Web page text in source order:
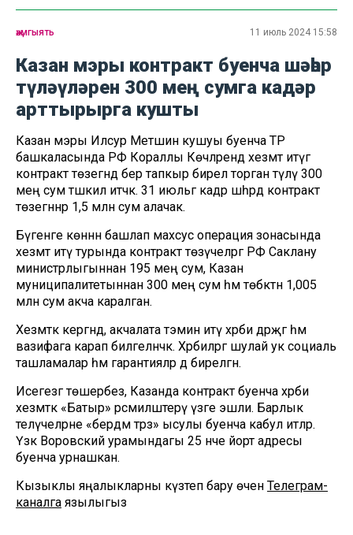
җәмгыять 11 июль 2024 15:58
Казан мэры контракт буенча шәһәр
түләүләрен 300 мең сумга кадәр
арттырырга кушты
Казан мэры Илсур Метшин кушуы буенча ТР
башкаласында РФ Кораллы Көчләрендә хезмәт итүгә
контракт төзегәндә бер тапкыр бирелә торган түләү 300
мең сум тәшкил итәчәк. 31 июльгә кадәр шәһәрдә контракт
төзегәннәр 1,5 млн сум алачак.
Бүгенге көннән башлап махсус операция зонасында
хезмәт итү турында контракт төзүчеләргә РФ Саклану
министрлыгыннан 195 мең сум, Казан
муниципалитетыннан 300 мең сум һәм төбәктән 1,005
млн сум акча каралган.
Хезмәткә кергәндә, акчалата тәэмин итү хәрби дәрәҗәгә һәм
вазифага карап билгеләнәчәк. Хәрбиләргә шулай ук социаль
ташламалар һәм гарантияләр дә бирелгән.
Исегезгә төшерәбез, Казанда контракт буенча хәрби
хезмәткә «Батыр» рәсмиләштерү үзәге эшли. Барлык
теләүчеләрне «бердәм тәрәзә» ысулы буенча кабул итәләр.
Үзәк Воровский урамындагы 25 нче йорт адресы
буенча урнашкан.
Кызыклы яңалыкларны күзәтеп бару өчен Телеграм-
каналга язылыгыз